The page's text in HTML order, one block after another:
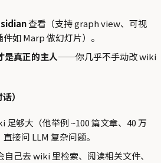
查看（支持 graph view、可视
如 Marp 做幻灯片）。
是真正的主人——你几乎不手动改 wiki
）
足够大（他举例 ~100 篇文章、40 万
接问 LLM 复杂问题。
自己去 wiki 里检索、阅读相关文件、